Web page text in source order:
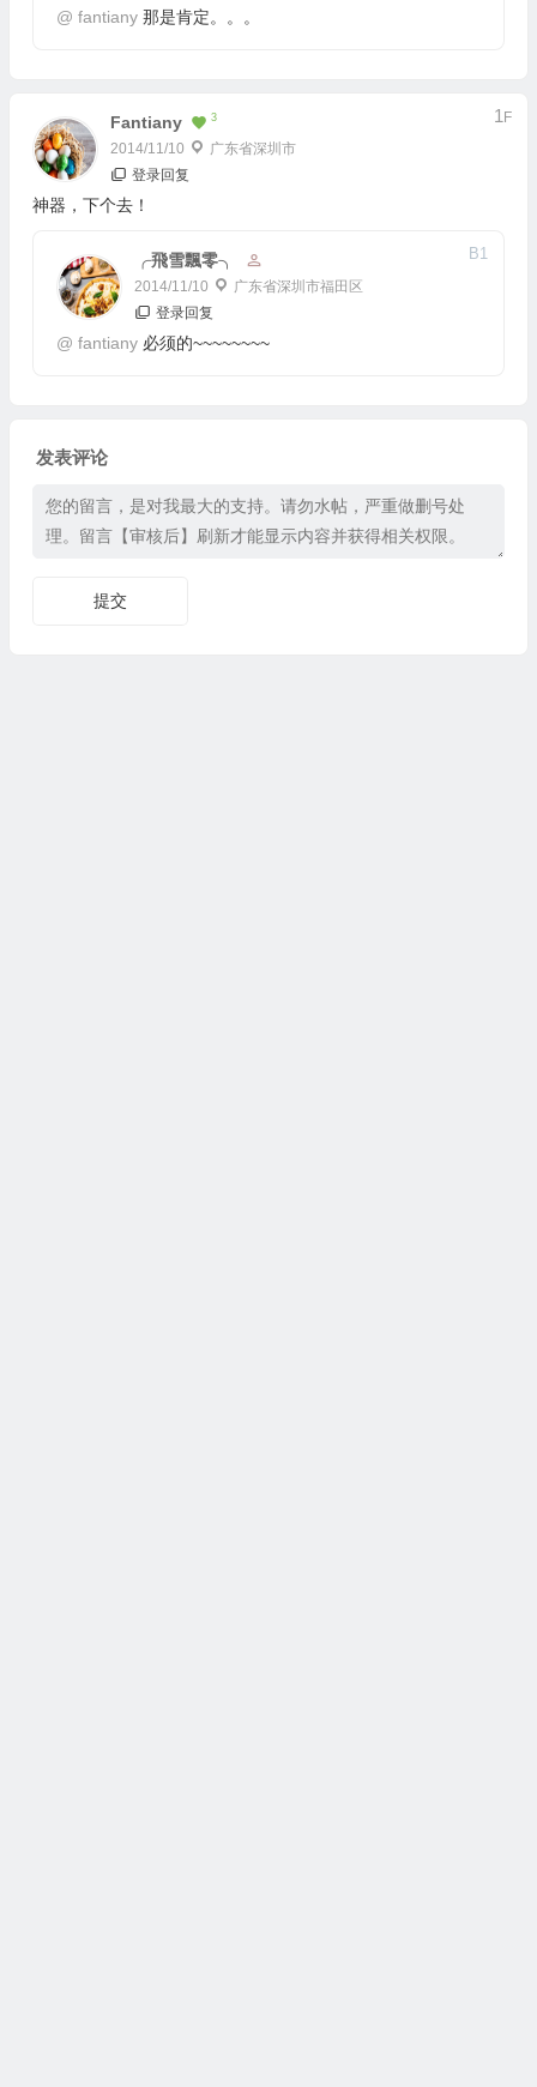
@ fantiany那是肯定。。。
Fantiany 3
2014/11/10 广东省深圳市
1 F
登录回复
神器，下个去！
╭飛雪飄零╮
2014/11/10 广东省深圳市福田区
B1
登录回复
@ fantiany必须的~~~~~~~~
发表评论